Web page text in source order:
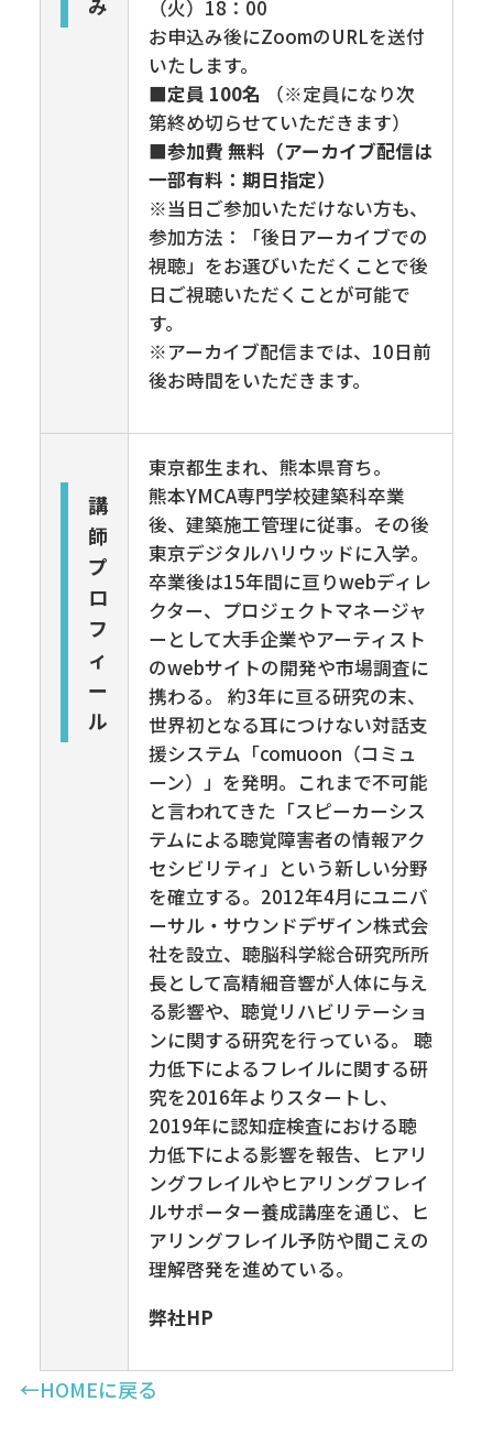
（火） 18 ： 00
お申込み後にZoomのURLを送付
いたします。
■定員 100名 （※定員になり次
第終め切らせていただきます）
■参加費 無料（アーカイブ配信は
一部有料：期日指定）
※当日ご参加いただけない方も、
参加方法：「後日アーカイブでの
視聴」をお選びいただくことで後
日ご視聴いただくことが可能で
す。
※アーカイブ配信までは、 10日前
後お時間をいただきます。
講
師
プ
ロ
フ
ィ
ー
ル
東京都生まれ、熊本県育ち。
熊本YMCA専門学校建築科卒業
後、建築施工管理に従事。その後
東京デジタルハリウッドに入学。
卒業後は15年間に亘りwebディレ
クター、プロジェクトマネージャ
ーとして大手企業やアーティスト
のwebサイトの開発や市場調査に
携わる。 約3年に亘る研究の末、
世界初となる耳につけない対話支
援システム「comuoon（コミュ
ーン）」を発明。これまで不可能
と言われてきた「スピーカーシス
テムによる聴覚障害者の情報アク
セシビリティ」という新しい分野
を確立する。2012年4月にユニバ
ーサル・サウンドデザイン株式会
社を設立、聴脳科学総合研究所所
長として高精細音響が人体に与え
る影響や、聴覚リハビリテーショ
ンに関する研究を行っている。 聴
力低下によるフレイルに関する研
究を2016年よりスタートし、
2019年に認知症検査における聴
力低下による影響を報告、ヒアリ
ングフレイルやヒアリングフレイ
ルサポーター養成講座を通じ、ヒ
アリングフレイル予防や聞こえの
理解啓発を進めている。
弊社HP
←HOMEに戻る